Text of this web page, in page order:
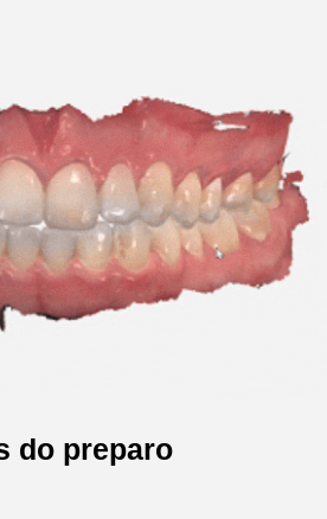
do preparo